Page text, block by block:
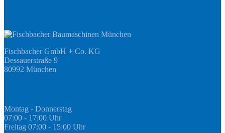
Fischbacher GmbH + Co. KG
Dessauerstraße 9
80992 München
Montag - Donnerstag
07:00 - 17:00 Uhr
Freitag 07:00 - 15:00 Uhr